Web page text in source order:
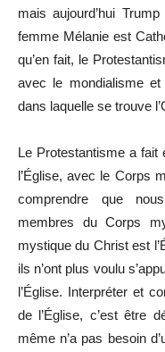
mais aujourd’hui
femme Mélanie est
qu’en fait, le
avec le mondialisme
dans laquelle se trouve
Le Protestantisme a fait
l’Église, avec le Corps
comprendre que
membres du Corps
mystique du Christ est
ils n’ont plus voulu
l’Église. Interpréter et
de l’Église, c’est être
même n’a pas besoin